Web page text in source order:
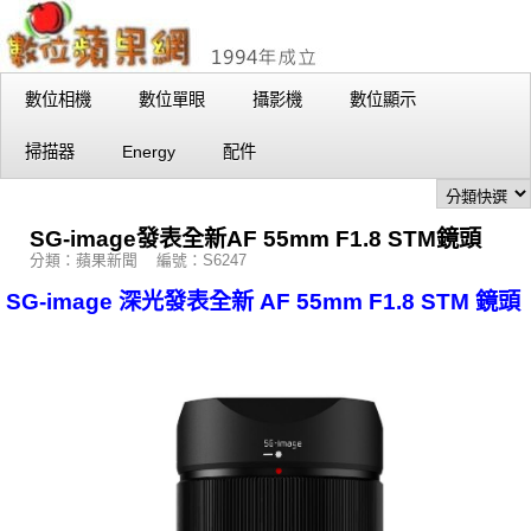
數位相機 數位單眼 攝影機 數位顯示
掃描器 Energy 配件
SG-image發表全新AF 55mm F1.8 STM鏡頭
分類：蘋果新聞 編號：S6247
SG-image 深光發表全新 AF 55mm F1.8 STM 鏡頭